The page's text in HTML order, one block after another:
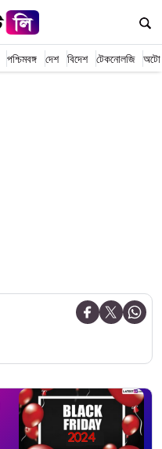
পশ্চিমবঙ্গ দেশ বিদেশ টেকনোলজি অটো